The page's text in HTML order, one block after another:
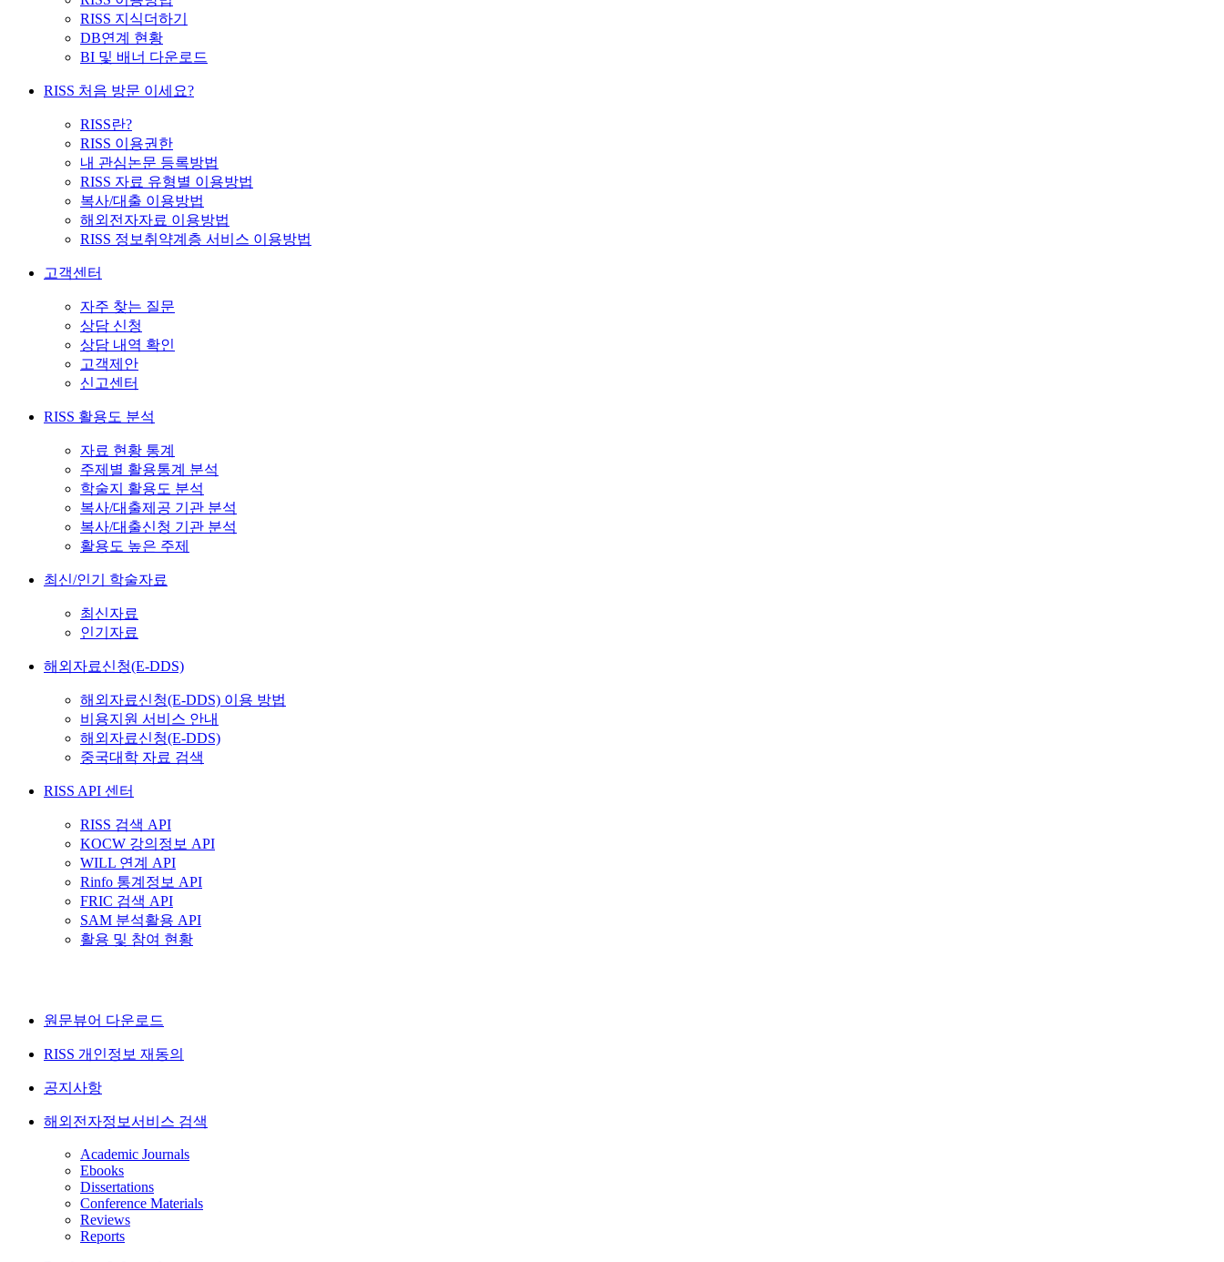
RISS 지식더하기
DB연계 현황
BI 및 배너 다운로드
RISS 처음 방문 이세요?
RISS란?
RISS 이용권한
내 관심논문 등록방법
RISS 자료 유형별 이용방법
복사/대출 이용방법
해외전자자료 이용방법
RISS 정보취약계층 서비스 이용방법
고객센터
자주 찾는 질문
상담 신청
상담 내역 확인
고객제안
신고센터
RISS 활용도 분석
자료 현황 통계
주제별 활용통계 분석
학술지 활용도 분석
복사/대출제공 기관 분석
복사/대출신청 기관 분석
활용도 높은 주제
최신/인기 학술자료
최신자료
인기자료
해외자료신청(E-DDS)
해외자료신청(E-DDS) 이용 방법
비용지원 서비스 안내
해외자료신청(E-DDS)
중국대학 자료 검색
RISS API 센터
RISS 검색 API
KOCW 강의정보 API
WILL 연계 API
Rinfo 통계정보 API
FRIC 검색 API
SAM 분석활용 API
활용 및 참여 현황
원문뷰어 다운로드
RISS 개인정보 재동의
공지사항
해외전자정보서비스 검색
Academic Journals
Ebooks
Dissertations
Conference Materials
Reviews
Reports